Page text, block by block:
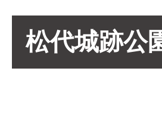
松代城跡公